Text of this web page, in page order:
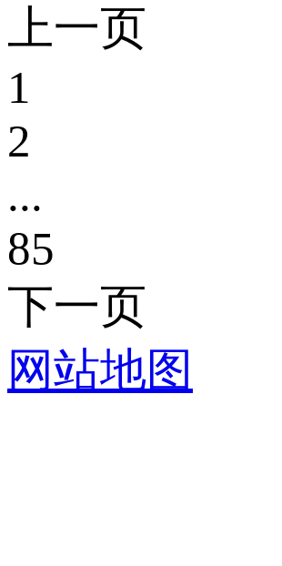
上一页
1
2
...
85
下一页
网站地图